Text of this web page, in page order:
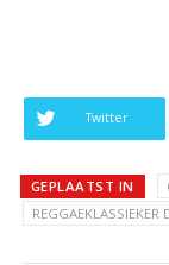
Twitter
GEPLAATST IN
REGGAEKLASSIEKER